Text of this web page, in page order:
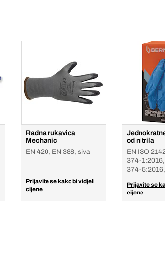
Radna rukavica
Mechanic
EN 420, EN 388, siva
Prijavite se kako bi vidjeli
cijene
od nitrila
EN ISO
374-1:2016,
374-
Prijavite se
cijene